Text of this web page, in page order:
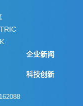
企业新闻
科技创新